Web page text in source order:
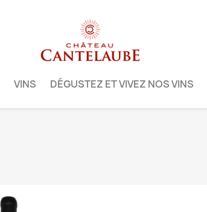
VINS DÉGUSTEZ ET VIVEZ NOS VINS